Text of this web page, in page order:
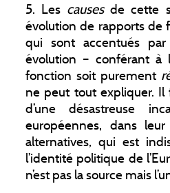
5. Les causesde cette
évolution de rapports de
qui sont accentués
évolution – conférant à
fonction soit purement
ne peut tout expliquer.
d’une désastreuse
européennes, dans
alternatives, qui est
l’identité politique de
n’est pas la source mais